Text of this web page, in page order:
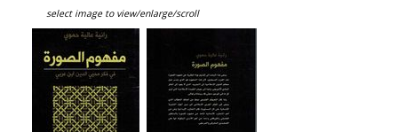
select image to view/enlarge/scroll